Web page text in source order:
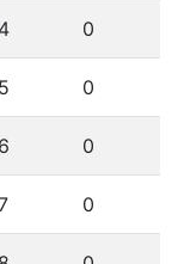
0
0
0
0